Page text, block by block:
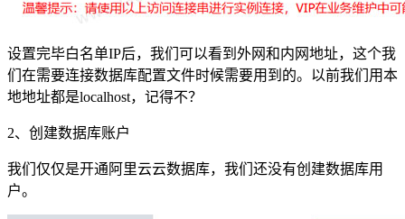
设置完毕白名单IP后，我们可以看到外网和内网地址，这个我
们在需要连接数据库配置文件时候需要用到的。以前我们用本
地地址都是localhost，记得不？
2、创建数据库账户
我们仅仅是开通阿里云云数据库，我们还没有创建数据库用
户。